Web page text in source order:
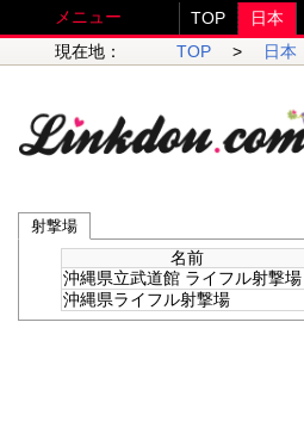
メニュー TOP 日本
現在地：
TOP > 日本
射撃場
名前
沖縄県立武道館 ライフル射撃場
沖縄県ライフル射撃場